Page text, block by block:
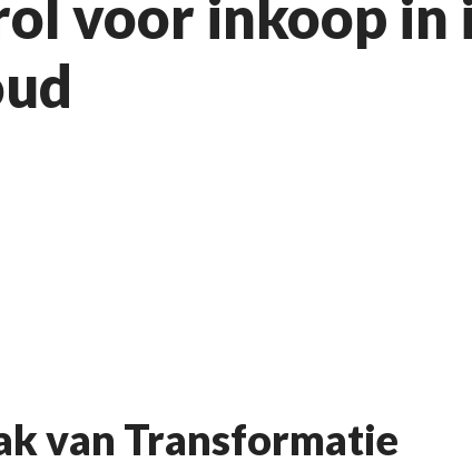
voor inkoop in
van Transformatie